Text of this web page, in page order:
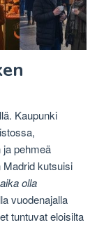
Kaupunki
pehmeä
Madrid kutsuisi
olla
vuodenajalla
tuntuvat eloisilta